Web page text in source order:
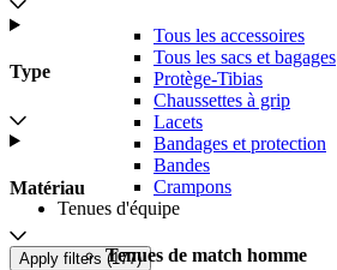
Tous les accessoires
Tous les sacs et bagages
Protège-Tibias
Chaussettes à grip
Lacets
Bandages et protection
Bandes
Crampons
Tenues d'équipe
Tenues de match homme
Type
Matériau
Apply filters (177)